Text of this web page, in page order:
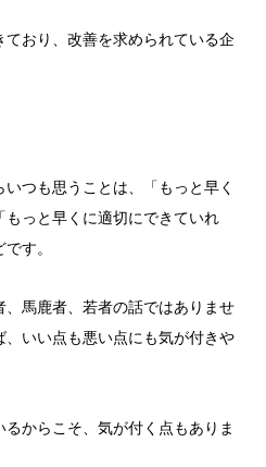
おり、改善を求められている企
つも思うことは、「もっと早く
っと早くに適切にできていれ
す。
馬鹿者、若者の話ではありませ
いい点も悪い点にも気が付きや
からこそ、気が付く点もありま